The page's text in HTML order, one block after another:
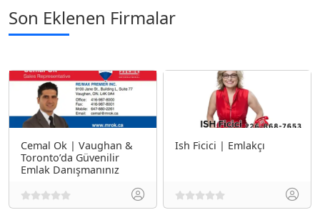
Son Eklenen Firmalar
Cemal Ok | Vaughan &
Toronto’da Güvenilir
Emlak Danışmanınız
Ish Ficici | Emlakçı